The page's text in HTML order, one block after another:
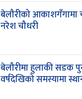
बेलौरीको आकाशगँगामा
नरेश चौधरी
बेलौरीमा हुलाकी सडक
वर्षदेखिको समस्यामा